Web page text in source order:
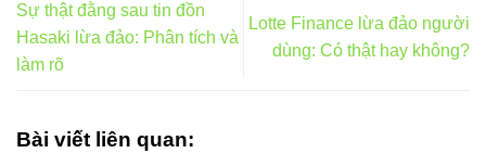
Sự thật đằng sau tin đồn
Hasaki lừa đảo: Phân tích và
làm rõ
Lotte Finance lừa đảo người
dùng: Có thật hay không?
Bài viết liên quan: